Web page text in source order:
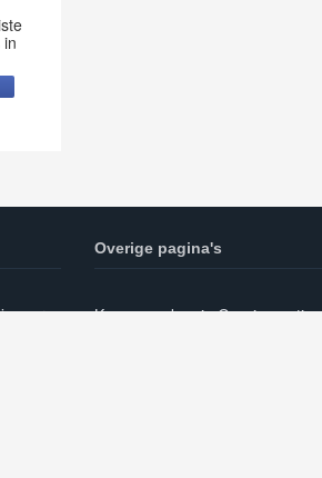
over
Overige pagina's
Kamer zoeken in Groningen tips